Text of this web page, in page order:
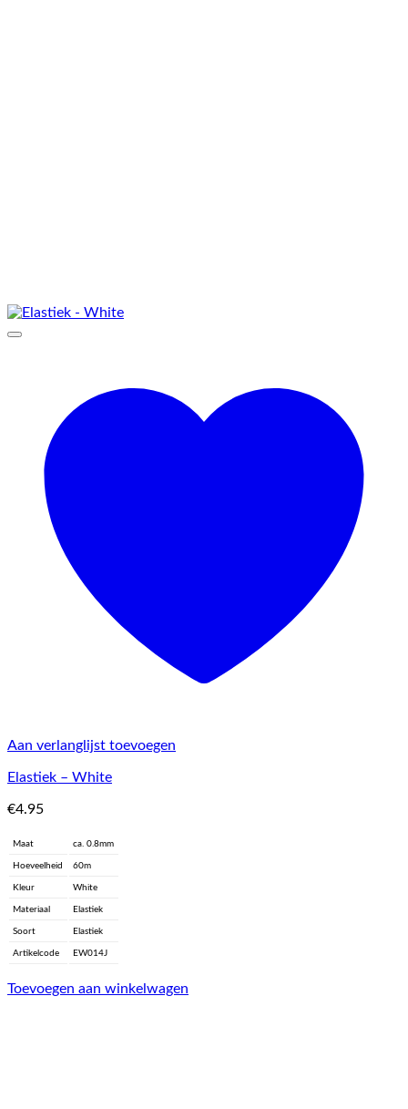
Aan verlanglijst toevoegen
Elastiek – White
€4.95
Maat ca. 0.8mm
Hoeveelheid 60m
Kleur White
Materiaal Elastiek
Soort Elastiek
Artikelcode EW014J
Toevoegen aan winkelwagen